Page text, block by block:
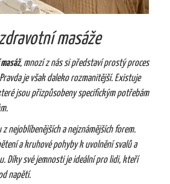
masáže
, mnozí z nás si představí prostý proces
je však daleko rozmanitější. Existuje
jsou přizpůsobeny specifickým potřebám
nejoblíbenějších a nejznámějších forem.
a kruhové pohyby k uvolnění svalů a
Díky své jemnosti je ideální pro lidi, kteří
napětí.